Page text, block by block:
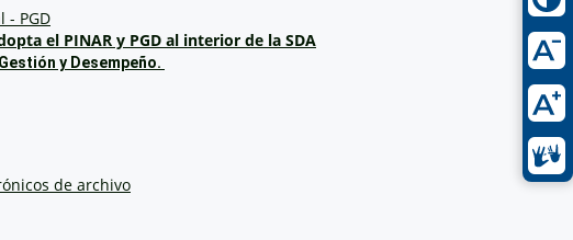
- PGD
el PINAR y PGD al interior de la SDA
y Desempeño.
de archivo